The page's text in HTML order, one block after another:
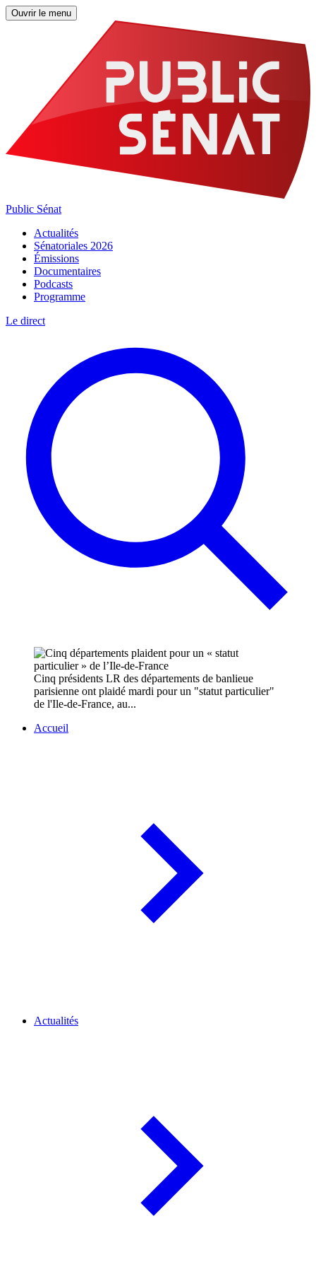
Ouvrir le menu
Public Sénat
Actualités
Sénatoriales 2026
Émissions
Documentaires
Podcasts
Programme
Le direct
Cinq présidents LR des départements de banlieue
parisienne ont plaidé mardi pour un "statut particulier"
de l'Ile-de-France, au...
Accueil
Actualités